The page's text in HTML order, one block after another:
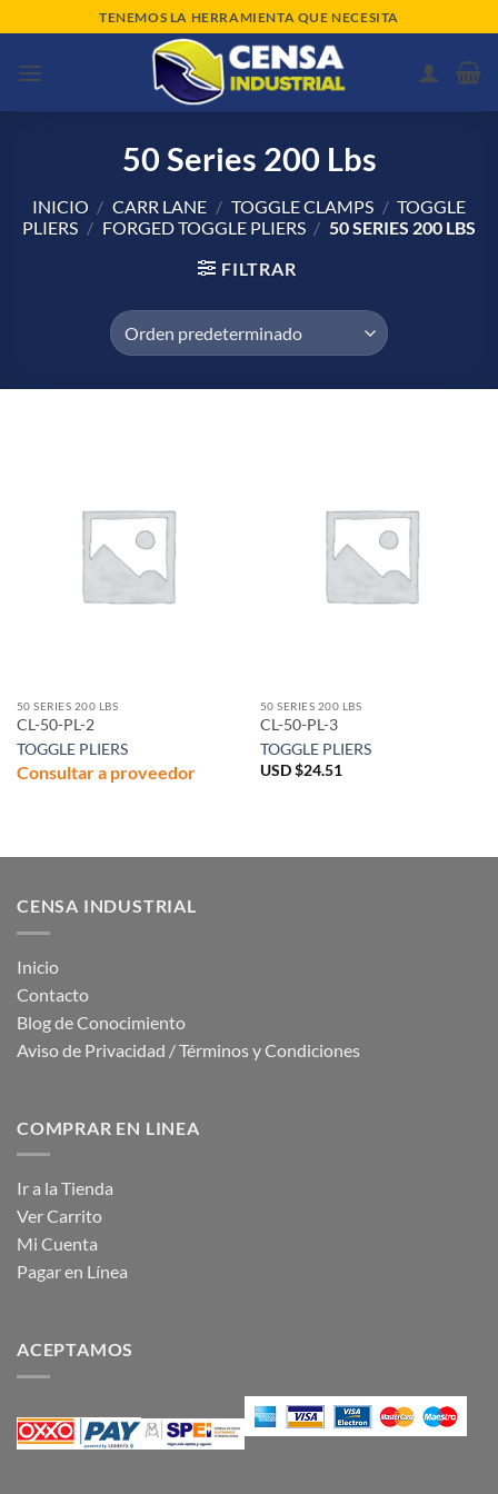
al
contenido
TENEMOS LA HERRAMIENTA QUE NECESITA
50 Series 200 Lbs
INICIO / CARR LANE / TOGGLE CLAMPS / TOGGLE
PLIERS / FORGED TOGGLE PLIERS / 50 SERIES 200 LBS
FILTRAR
50 SERIES 200 LBS
CL-50-PL-2
TOGGLE PLIERS
Consultar a proveedor
50 SERIES 200 LBS
CL-50-PL-3
TOGGLE PLIERS
USD $24.51
CENSA INDUSTRIAL
Inicio
Contacto
Blog de Conocimiento
Aviso de Privacidad / Términos y Condiciones
COMPRAR EN LINEA
Ir a la Tienda
Ver Carrito
Mi Cuenta
Pagar en Línea
ACEPTAMOS